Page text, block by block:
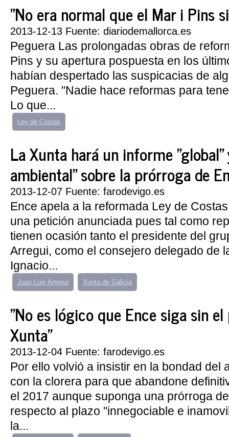
"No era normal que el Mar i Pins
2013-12-13 Fuente: diariodemallorca.es
Peguera Las prolongadas obras de
Pins y su apertura pospuesta en los
habían despertado las suspicacias de
Peguera. "Nadie hace reformas para
Lo que...
Ley de Costas
La Xunta hará un informe "global"
ambiental" sobre la prórroga de
2013-12-07 Fuente: farodevigo.es
Ence apela a la reformada Ley de
una petición anunciada pues tal como
tienen ocasión tanto el presidente del
Arregui, como el consejero delegado de
Ignacio...
Juan Luis Arregui Xunta de Galicia
"No es lógico que Ence siga sin
Xunta"
2013-12-04 Fuente: farodevigo.es
Por ello volvió a insistir en la bondad del
con la clorera para que abandone
el 2017 aunque suponga una prórroga
respecto al plazo "innegociable e
la...